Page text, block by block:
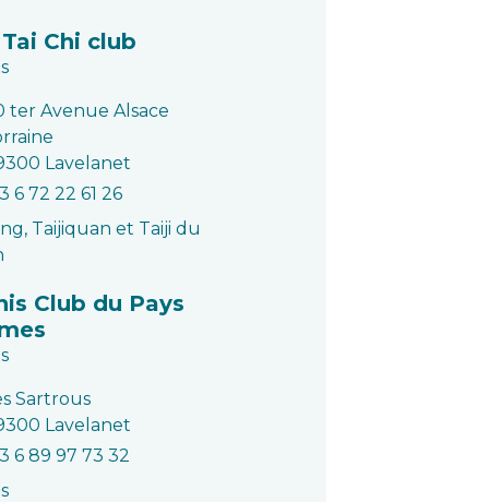
Chi club
ter Avenue Alsace
Lavelanet
6 72 22 61 26
Taijiquan et Taiji du
Club du Pays
Sartrous
Lavelanet
6 89 97 73 32